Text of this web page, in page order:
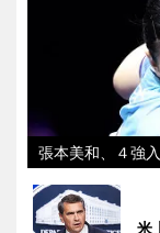
張本美和、４強
米